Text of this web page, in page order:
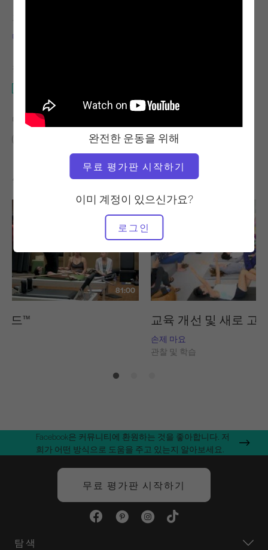
완전한 운동을 위해
무료 평가판 시작하기
이미 계정이 있으신가요?
로그인
미구엘 실바
필요한 장비
다음에 대한 유사한 클래스 찾기
전체 스튜디오
좋아할 만한 다른 운동
81:00
드™ 교육 개선 및 새로 고
손제 마요
관찰 및 학습
Facebook은 커뮤니티에 환원하는 것을 좋아합니다. 저
희가 어떤 방식으로 도움을 주고 있는지 알아보세요.
무료 평가판 시작하기
탐색